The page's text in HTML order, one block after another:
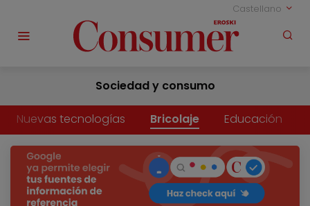
Castellano
Sociedad y consumo
Nuevas tecnologías Bricolaje Educación